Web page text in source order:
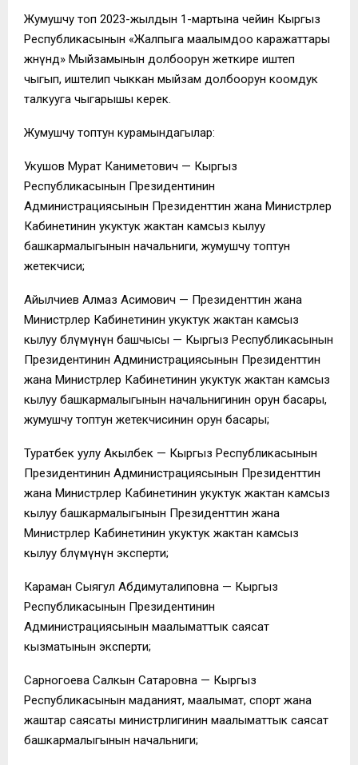
Жумушчу топ 2023-жылдын 1-мартына чейин Кыргыз
Республикасынын «Жалпыга маалымдоо каражаттары
жөнүндө» Мыйзамынын долбоорун жеткире иштеп
чыгып, иштелип чыккан мыйзам долбоорун коомдук
талкууга чыгарышы керек.
Жумушчу топтун курамындагылар:
Укушов Мурат Каниметович — Кыргыз
Республикасынын Президентинин
Администрациясынын Президенттин жана Министрлер
Кабинетинин укуктук жактан камсыз кылуу
башкармалыгынын начальниги, жумушчу топтун
жетекчиси;
Айылчиев Алмаз Асимович — Президенттин жана
Министрлер Кабинетинин укуктук жактан камсыз
кылуу бөлүмүнүн башчысы — Кыргыз Республикасынын
Президентинин Администрациясынын Президенттин
жана Министрлер Кабинетинин укуктук жактан камсыз
кылуу башкармалыгынын начальнигинин орун басары,
жумушчу топтун жетекчисинин орун басары;
Туратбек уулу Акылбек — Кыргыз Республикасынын
Президентинин Администрациясынын Президенттин
жана Министрлер Кабинетинин укуктук жактан камсыз
кылуу башкармалыгынын Президенттин жана
Министрлер Кабинетинин укуктук жактан камсыз
кылуу бөлүмүнүн эксперти;
Караман Сыягул Абдимуталиповна — Кыргыз
Республикасынын Президентинин
Администрациясынын маалыматтык саясат
кызматынын эксперти;
Сарногоева Салкын Сатаровна — Кыргыз
Республикасынын маданият, маалымат, спорт жана
жаштар саясаты министрлигинин маалыматтык саясат
башкармалыгынын начальниги;